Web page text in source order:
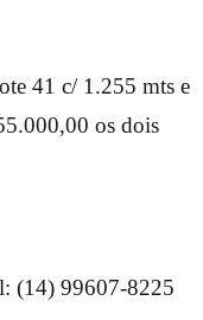
41 c/ 1.255 mts e
os dois
(14) 99607-8225